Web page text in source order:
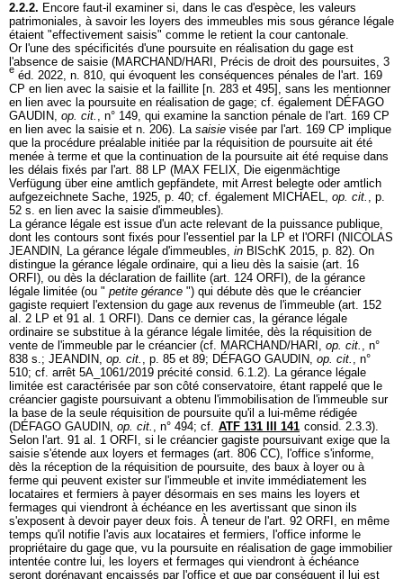
2.2.2. Encore faut-il examiner si, dans le cas d'espèce, les valeurs
patrimoniales, à savoir les loyers des immeubles mis sous gérance légale
étaient "effectivement saisis" comme le retient la cour cantonale.
Or l'une des spécificités d'une poursuite en réalisation du gage est
l'absence de saisie (MARCHAND/HARI, Précis de droit des poursuites, 3
e éd. 2022, n. 810, qui évoquent les conséquences pénales de l'art. 169
CP en lien avec la saisie et la faillite [n. 283 et 495], sans les mentionner
en lien avec la poursuite en réalisation de gage; cf. également DÉFAGO
GAUDIN, op. cit. , n° 149, qui examine la sanction pénale de l'art. 169 CP
en lien avec la saisie et n. 206). La saisie visée par l'art. 169 CP implique
que la procédure préalable initiée par la réquisition de poursuite ait été
menée à terme et que la continuation de la poursuite ait été requise dans
les délais fixés par l'art. 88 LP (MAX FELIX, Die eigenmächtige
Verfügung über eine amtlich gepfändete, mit Arrest belegte oder amtlich
aufgezeichnete Sache, 1925, p. 40; cf. également MICHAEL, op. cit. , p.
52 s. en lien avec la saisie d'immeubles).
La gérance légale est issue d'un acte relevant de la puissance publique,
dont les contours sont fixés pour l'essentiel par la LP et l'ORFI (NICOLAS
JEANDIN, La gérance légale d'immeubles, in BlSchK 2015, p. 82). On
distingue la gérance légale ordinaire, qui a lieu dès la saisie (art. 16
ORFI ), ou dès la déclaration de faillite (art. 124 ORFI ), de la gérance
légale limitée (ou " petite gérance ") qui débute dès que le créancier
gagiste requiert l'extension du gage aux revenus de l'immeuble (art. 152
al. 2 LP et 91 al. 1 ORFI). Dans ce dernier cas, la gérance légale
ordinaire se substitue à la gérance légale limitée, dès la réquisition de
vente de l'immeuble par le créancier (cf. MARCHAND/HARI, op. cit. , n°
838 s.; JEANDIN, op. cit. , p. 85 et 89; DÉFAGO GAUDIN, op. cit. , n°
510; cf. arrêt 5A_1061/2019 précité consid. 6.1.2). La gérance légale
limitée est caractérisée par son côté conservatoire, étant rappelé que le
créancier gagiste poursuivant a obtenu l'immobilisation de l'immeuble sur
la base de la seule réquisition de poursuite qu'il a lui-même rédigée
(DÉFAGO GAUDIN, op. cit. , n° 494; cf. ATF 131 III 141 consid. 2.3.3).
Selon l'art. 91 al. 1 ORFI , si le créancier gagiste poursuivant exige que la
saisie s'étende aux loyers et fermages (art. 806 CC), l'office s'informe,
dès la réception de la réquisition de poursuite, des baux à loyer ou à
ferme qui peuvent exister sur l'immeuble et invite immédiatement les
locataires et fermiers à payer désormais en ses mains les loyers et
fermages qui viendront à échéance en les avertissant que sinon ils
s'exposent à devoir payer deux fois. À teneur de l'art. 92 ORFI , en même
temps qu'il notifie l'avis aux locataires et fermiers, l'office informe le
propriétaire du gage que, vu la poursuite en réalisation de gage immobilier
intentée contre lui, les loyers et fermages qui viendront à échéance
seront dorénavant encaissés par l'office et que par conséquent il lui est